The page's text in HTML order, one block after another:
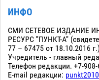
ИНФО
СМИ СЕТЕВОЕ ИЗДАНИЕ
РЕСУРС "ПУНКТ-А"
77 – 67475 от 18.10.2016 г.)
Учредитель - главный
Телефон редакции. +7-908-
E-mail редакции: